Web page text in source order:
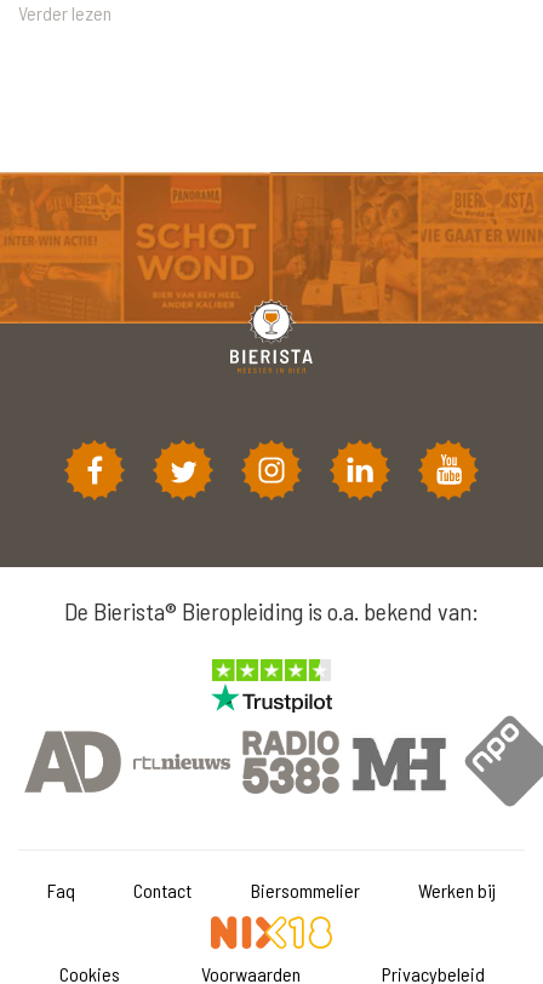
Verder lezen
De Bierista® Bieropleiding is o.a. bekend van:
Faq Contact Biersommelier Werken bij
Cookies Voorwaarden Privacybeleid